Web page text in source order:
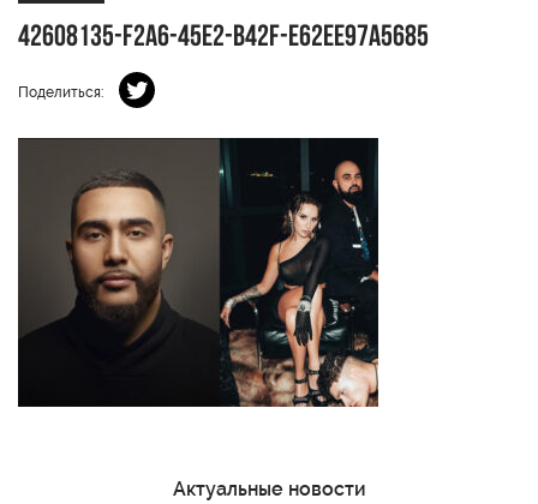
42608135-F2A6-45E2-B42F-E62EE97A5685
Поделиться:
Актуальные новости